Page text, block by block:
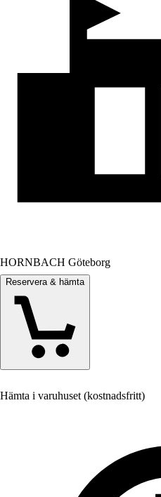
HORNBACH Göteborg
Reservera & hämta
Hämta i varuhuset (kostnadsfritt)